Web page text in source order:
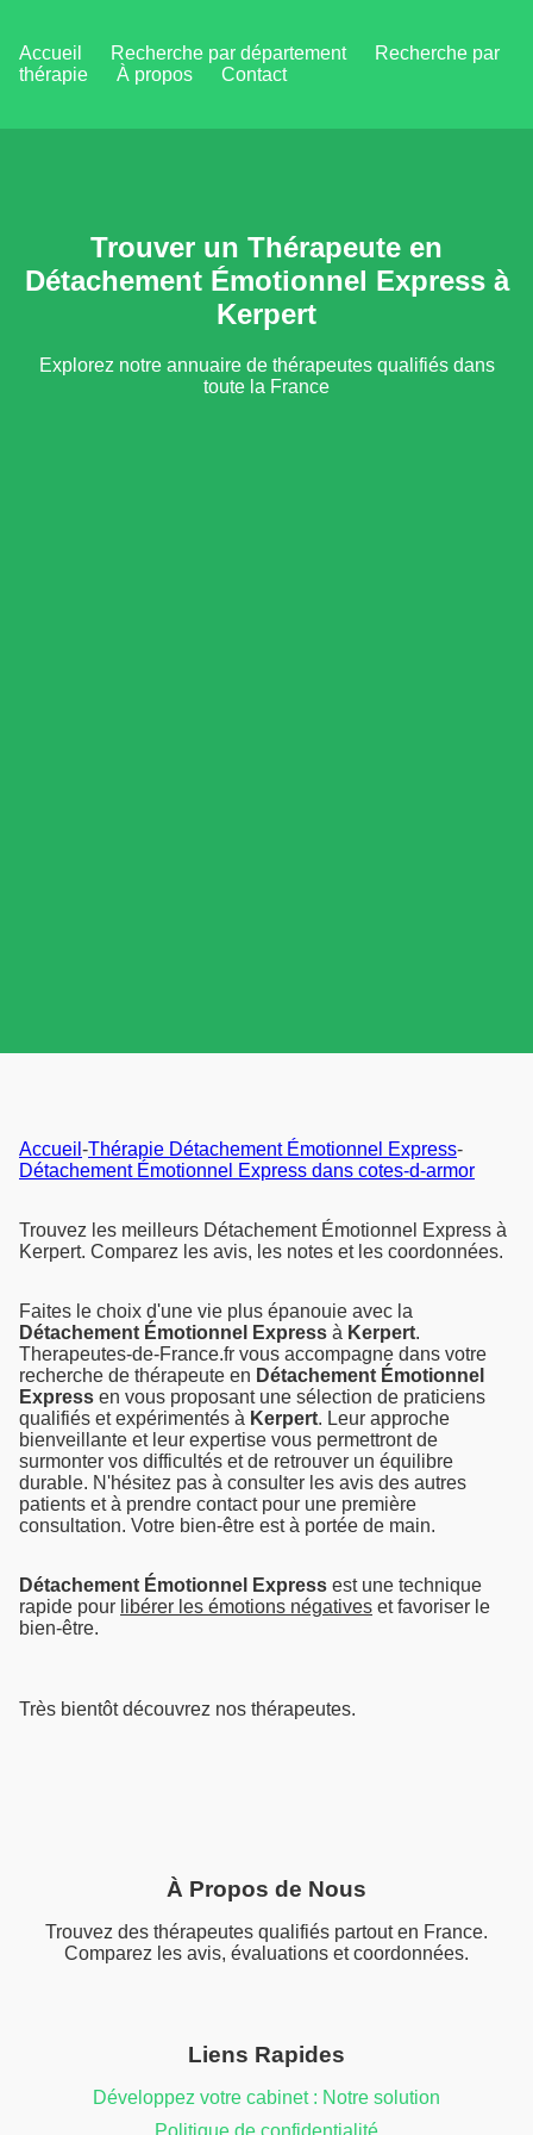
Accueil Recherche par département
Recherche par
thérapie
À propos Contact
Trouver un Thérapeute en
Détachement Émotionnel Express à
Kerpert
Explorez notre annuaire de thérapeutes qualifiés dans
toute la France
Accueil -Thérapie Détachement Émotionnel Express-
Détachement Émotionnel Express dans cotes-d-armor
Trouvez les meilleurs Détachement Émotionnel Express à
Kerpert. Comparez les avis, les notes et les coordonnées.
Faites le choix d'une vie plus épanouie avec la
Détachement Émotionnel Express à Kerpert.
Therapeutes-de-France.fr vous accompagne dans votre
recherche de thérapeute en Détachement Émotionnel
Express en vous proposant une sélection de praticiens
qualifiés et expérimentés à Kerpert. Leur approche
bienveillante et leur expertise vous permettront de
surmonter vos difficultés et de retrouver un équilibre
durable. N'hésitez pas à consulter les avis des autres
patients et à prendre contact pour une première
consultation. Votre bien-être est à portée de main.
Détachement Émotionnel Express est une technique
rapide pour libérer les émotions négatives et favoriser le
bien-être.
Très bientôt découvrez nos thérapeutes.
À Propos de Nous
Trouvez des thérapeutes qualifiés partout en France.
Comparez les avis, évaluations et coordonnées.
Liens Rapides
Développez votre cabinet : Notre solution